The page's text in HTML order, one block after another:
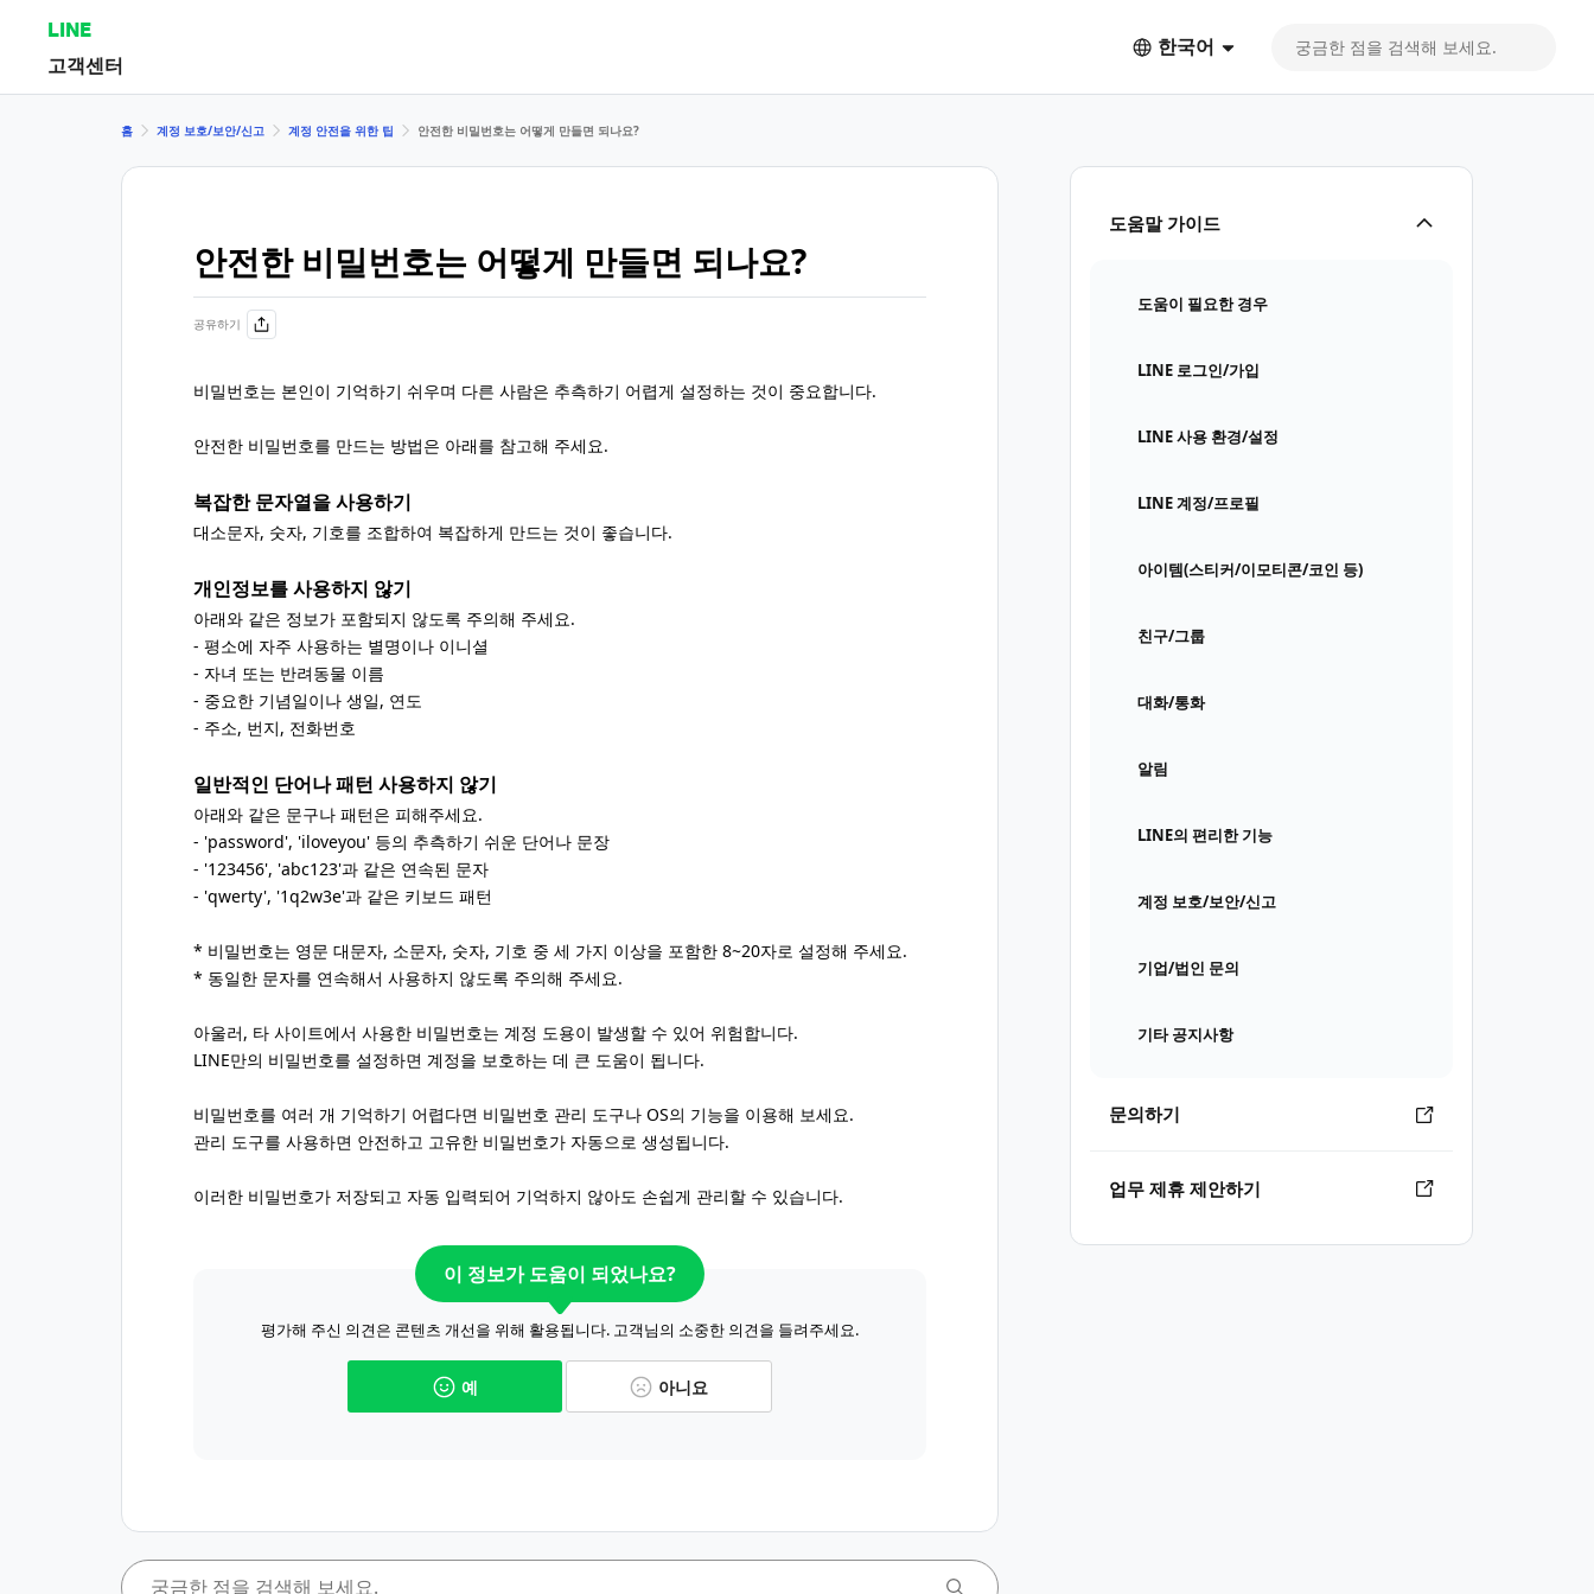
LINE
고객센터
한국어
도움말 가이드
도움이 필요한 경우
LINE 로그인/가입
LINE 사용 환경/설정
LINE 계정/프로필
아이템(스티커/이모티콘/코인 등)
친구/그룹
대화/통화
알림
LINE의 편리한 기능
계정 보호/보안/신고
기업/법인 문의
기타 공지사항
문의하기
업무 제휴 제안하기
홈 계정 보호/보안/신고 계정 안전을 위한 팁 안전한 비밀번호는 어떻게 만들면 되나요?
안전한 비밀번호는 어떻게 만들면 되나요?
공유하기
비밀번호는 본인이 기억하기 쉬우며 다른 사람은 추측하기 어렵게 설정하는 것이 중요합니다.
안전한 비밀번호를 만드는 방법은 아래를 참고해 주세요.
복잡한 문자열을 사용하기
대소문자, 숫자, 기호를 조합하여 복잡하게 만드는 것이 좋습니다.
개인정보를 사용하지 않기
아래와 같은 정보가 포함되지 않도록 주의해 주세요.
- 평소에 자주 사용하는 별명이나 이니셜
- 자녀 또는 반려동물 이름
- 중요한 기념일이나 생일, 연도
- 주소, 번지, 전화번호
일반적인 단어나 패턴 사용하지 않기
아래와 같은 문구나 패턴은 피해주세요.
- 'password', 'iloveyou' 등의 추측하기 쉬운 단어나 문장
- '123456', 'abc123'과 같은 연속된 문자
- 'qwerty', '1q2w3e'과 같은 키보드 패턴
* 비밀번호는 영문 대문자, 소문자, 숫자, 기호 중 세 가지 이상을 포함한 8~20자로 설정해 주세요.
* 동일한 문자를 연속해서 사용하지 않도록 주의해 주세요.
아울러, 타 사이트에서 사용한 비밀번호는 계정 도용이 발생할 수 있어 위험합니다.
LINE만의 비밀번호를 설정하면 계정을 보호하는 데 큰 도움이 됩니다.
비밀번호를 여러 개 기억하기 어렵다면 비밀번호 관리 도구나 OS의 기능을 이용해 보세요.
관리 도구를 사용하면 안전하고 고유한 비밀번호가 자동으로 생성됩니다.
이러한 비밀번호가 저장되고 자동 입력되어 기억하지 않아도 손쉽게 관리할 수 있습니다.
이 정보가 도움이 되었나요?
평가해 주신 의견은 콘텐츠 개선을 위해 활용됩니다. 고객님의 소중한 의견을 들려주세요.
예 아니요